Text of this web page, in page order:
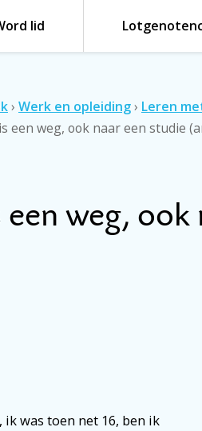
lid
› Werk en opleiding› Leren
een weg, ook naar een studie
weg, ook
ik was toen net 16, ben ik